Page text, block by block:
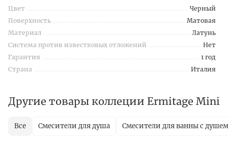
Цвет
Черный
Поверхность
Матовая
Материал
Латунь
Система против известковых отложений
Нет
Гарантия
1 год
Страна
Италия
Другие товары коллеции Ermitage Mini
Все Смесители для душа Смесители для ванны с душем